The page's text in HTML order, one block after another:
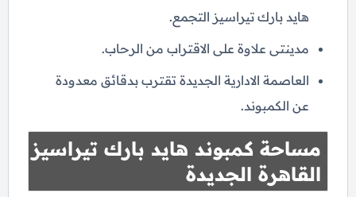
هايد بارك تيراسيز التجمع.
مدينتى علاوة على الاقتراب من الرحاب.
العاصمة الادارية الجديدة تقترب بدقائق معدودة
عن الكمبوند.
مساحة كمبوند هايد بارك تيراسيز
القاهرة الجديدة